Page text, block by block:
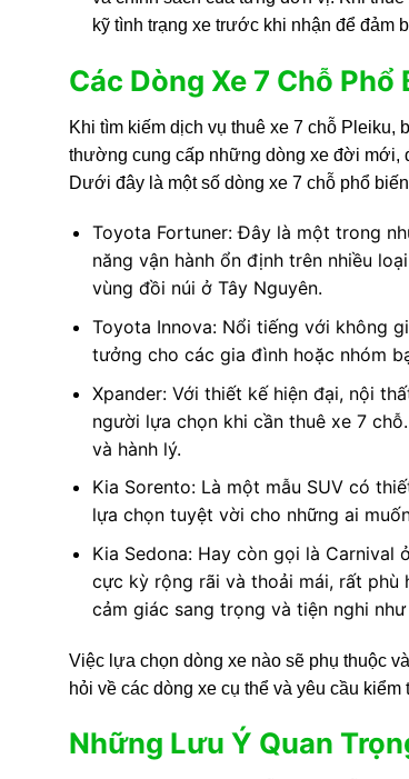
kỹ tình trạng xe trước khi nhận để đảm
Các Dòng Xe 7 Chỗ
Khi tìm kiếm dịch vụ thuê xe 7 chỗ
thường cung cấp những dòng xe đời mới,
Dưới đây là một số dòng xe 7 chỗ phổ
Toyota Fortuner: Đây là một trong
năng vận hành ổn định trên nhiều
vùng đồi núi ở Tây Nguyên.
Toyota Innova: Nổi tiếng với không
tưởng cho các gia đình hoặc nhóm
Xpander: Với thiết kế hiện đại, nội
người lựa chọn khi cần thuê xe 7
và hành lý.
Kia Sorento: Là một mẫu SUV có
lựa chọn tuyệt vời cho những ai
Kia Sedona: Hay còn gọi là
cực kỳ rộng rãi và thoải mái, rất phù
cảm giác sang trọng và tiện nghi như
Việc lựa chọn dòng xe nào sẽ phụ thuộc
hỏi về các dòng xe cụ thể và yêu cầu
Những Lưu Ý Quan